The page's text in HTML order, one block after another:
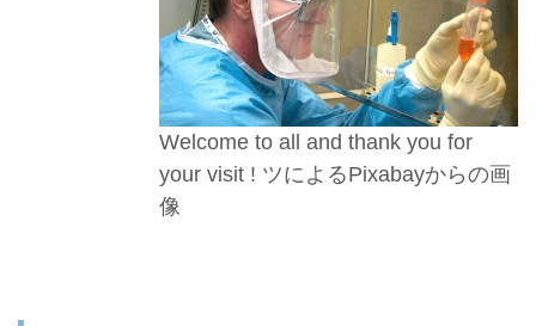
Welcome to all and thank you for
your visit ! ツによるPixabayからの画
像